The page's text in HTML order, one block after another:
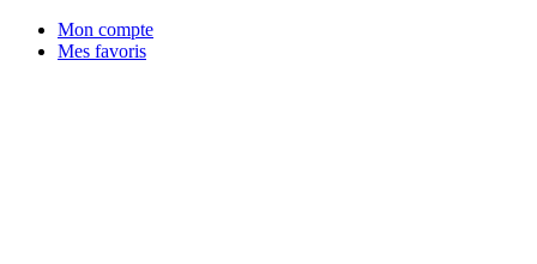
Mon compte
Mes favoris